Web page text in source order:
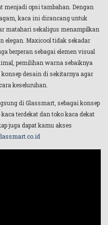
menjadi opsi tambahan. Dengan
kaca ini dirancang untuk
matahari sekaligus menampilkan
elegan. Maxicool tidak sekadar
berperan sebagai elemen visual
pemilihan warna sebaiknya
desain di sekitarnya agar
keseluruhan.
di Glassmart, sebagai konsep
terdekat dan toko kaca dekat
juga dapat kamu akses